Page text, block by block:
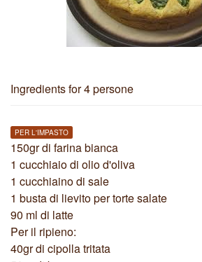
Ingredientsfor 4 persone
PER L'IMPASTO
150gr di farina bianca
1 cucchiaio di olio d'oliva
1 cucchiaino di sale
1 busta di lievito per torte salate
90 ml di latte
Per il ripieno:
40gr di cipolla tritata